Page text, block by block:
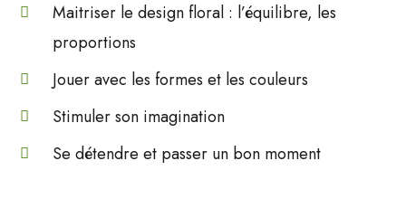
Maitriser le design floral : l’équilibre, les
proportions
Jouer avec les formes et les couleurs
Stimuler son imagination
Se détendre et passer un bon moment